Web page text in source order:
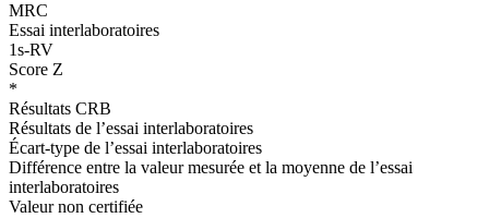
MRC
Essai interlaboratoires
1s-RV
Score Z
*
Résultats CRB
Résultats de l’essai interlaboratoires
Écart-type de l’essai interlaboratoires
Différence entre la valeur mesurée et la moyenne de l’essai
interlaboratoires
Valeur non certifiée